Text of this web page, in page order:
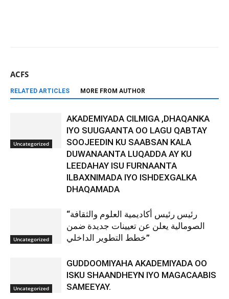
ACFS
RELATED ARTICLES MORE FROM AUTHOR
Uncategorized
AKADEMIYADA CILMIGA ,DHAQANKA
IYO SUUGAANTA OO LAGU QABTAY
SOOJEEDIN KU SAABSAN KALA
DUWANAANTA LUQADDA AY KU
LEEDAHAY ISU FURNAANTA
ILBAXNIMADA IYO ISHDEXGALKA
DHAQAMADA
Uncategorized
“رئيس رئيس أكاديمية العلوم والثقافة
الصومالية يعلن عن تعيينات جديدة ضمن
خطط التطوير الداخلي”
Uncategorized
GUDDOOMIYAHA AKADEMIYADA OO
ISKU SHAANDHEYN IYO MAGACAABIS
SAMEEYAY.